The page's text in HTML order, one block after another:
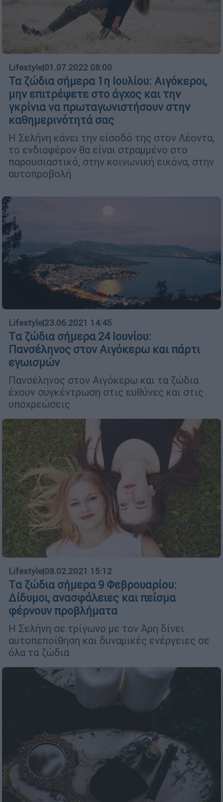
Lifestyle|01.07.2022 08:00
Τα ζώδια σήμερα 1η Ιουλίου: Αιγόκεροι,
μην επιτρέψετε στο άγχος και την
γκρίνια να πρωταγωνιστήσουν στην
καθημερινότητά σας
Η Σελήνη κάνει την είσοδό της στον Λέοντα,
το ενδιαφέρον θα είναι στραμμένο στο
παρουσιαστικό, στην κοινωνική εικόνα, στην
αυτοπροβολή
Lifestyle|23.06.2021 14:45
Tα ζώδια σήμερα 24 Ιουνίου:
Πανσέληνος στον Αιγόκερω και πάρτι
εγωισμών
Πανσέληνος στον Αιγόκερω και τα ζώδια
έχουν συγκέντρωση στις ευθύνες και στις
υποχρεώσεις
Lifestyle|08.02.2021 15:12
Tα ζώδια σήμερα 9 Φεβρουαρίου:
Δίδυμοι, ανασφάλειες και πείσμα
φέρνουν προβλήματα
H Σελήνη σε τρίγωνο με τον Άρη δίνει
αυτοπεποίθηση και δυναμικές ενέργειες σε
όλα τα ζώδια